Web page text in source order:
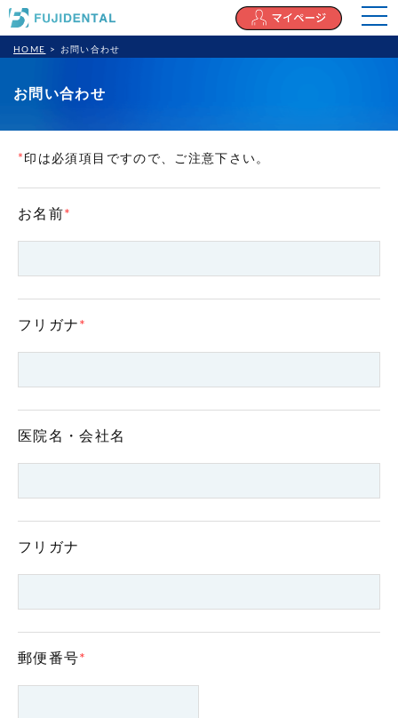
HOME > お問い合わせ
お問い合わせ
* 印は必須項目ですので、ご注意下さい。
お名前*
フリガナ*
医院名・会社名
フリガナ
郵便番号*